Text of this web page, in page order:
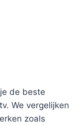
de beste
We vergelijken
zoals